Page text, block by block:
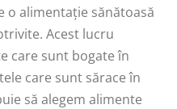
o alimentație sănătoasă
Acest lucru
care sunt bogate în
care sunt sărace în
să alegem alimente